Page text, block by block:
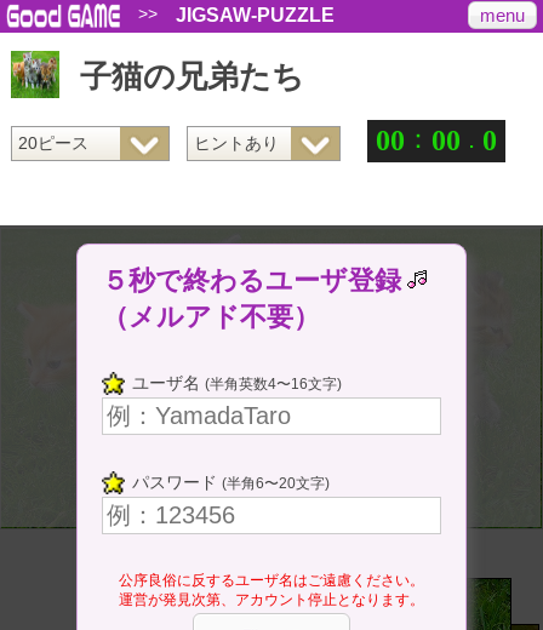
>> JIGSAW-PUZZLE menu
子猫の兄弟たち
00 ： 00 . 0
５秒で終わるユーザ登録
（メルアド不要）
ユーザ名 (半角英数4〜16文字)
パスワード (半角6〜20文字)
公序良俗に反するユーザ名はご遠慮ください。
運営が発見次第、アカウント停止となります。